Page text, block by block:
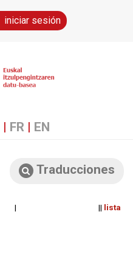
iniciar sesión
| FR | EN
Traducciones
| || lista